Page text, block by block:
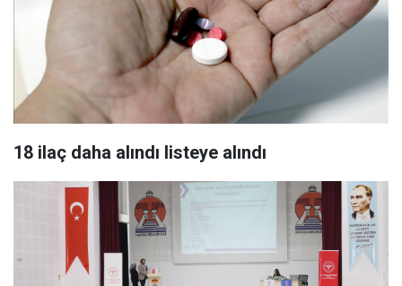
18 ilaç daha alındı listeye alındı